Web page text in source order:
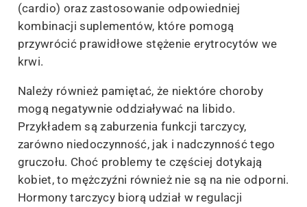
(cardio) oraz zastosowanie odpowiedniej
kombinacji suplementów, które pomogą
przywrócić prawidłowe stężenie erytrocytów we
krwi.
Należy również pamiętać, że niektóre choroby
mogą negatywnie oddziaływać na libido.
Przykładem są zaburzenia funkcji tarczycy,
zarówno niedoczynność, jak i nadczynność tego
gruczołu. Choć problemy te częściej dotykają
kobiet, to mężczyźni również nie są na nie odporni.
Hormony tarczycy biorą udział w regulacji